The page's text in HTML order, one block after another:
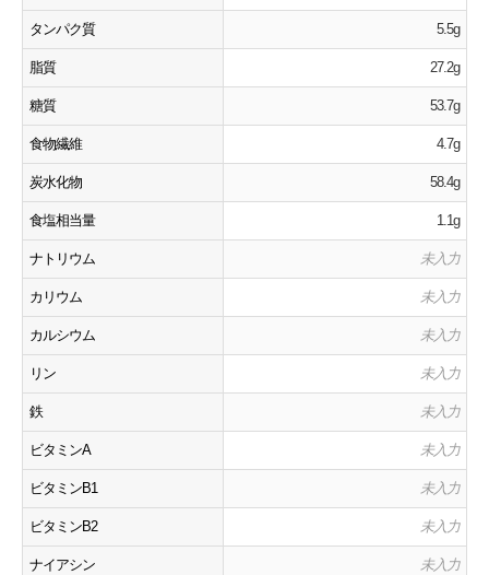
タンパク質 5.5g
脂質 27.2g
糖質 53.7g
食物繊維 4.7g
炭水化物 58.4g
食塩相当量 1.1g
ナトリウム 未入力
カリウム 未入力
カルシウム 未入力
リン 未入力
鉄 未入力
ビタミンA 未入力
ビタミンB1 未入力
ビタミンB2 未入力
ナイアシン 未入力